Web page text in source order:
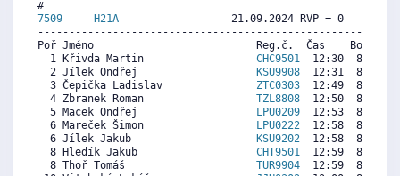
7509
H21A
21.09.2024 RVP = 0     IP
Poř Jméno                          Reg.č.  Čas    Body
  1 Křivda Martin
CHC9501
12:30  8720
  2 Jílek Ondřej
KSU9908
12:31  8709
  3 Čepička Ladislav
ZTC0303
12:49  8503
  4 Zbranek Roman
TZL8808
12:50  8492
  5 Macek Ondřej
LPU0209
12:53  8458
  6 Mareček Šimon
LPU0222
12:58  8401
  6 Jílek Jakub
KSU9202
12:58  8401
  8 Hledík Jakub
CHT9501
12:59  8389
  8 Thoř Tomáš
TUR9904
12:59  8389